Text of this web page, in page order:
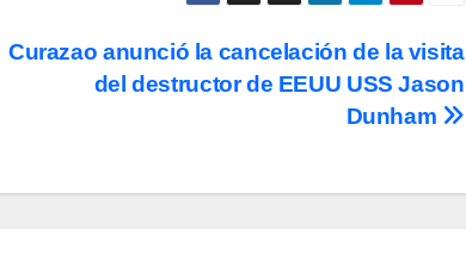
Curazao anunció la cancelación de la visita
del destructor de EEUU USS Jason
Dunham